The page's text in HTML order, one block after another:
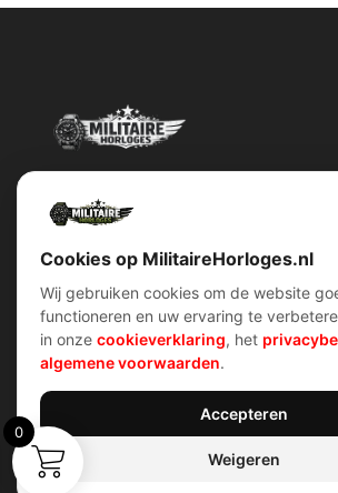
Militairehorloges.nl is de exclusieve importeur
Snel menu
Home
Over ons
Account
Cookiebeleid
Cookies op MilitaireHorloges.nl
Wij gebruiken cookies om de website
functioneren en uw ervaring te
in onze cookieverklaring, het
algemene voorwaarden.
Accepteren
Weigeren
0